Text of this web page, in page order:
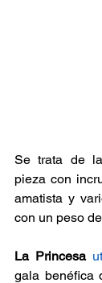
Se trata de
pieza con
amatista y
con un peso
La Princesa
gala benéfica